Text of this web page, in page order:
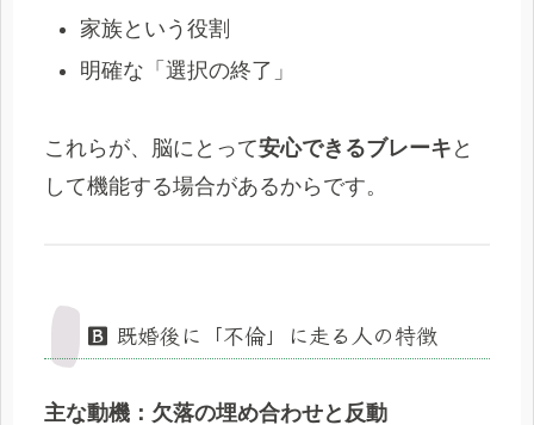
家族という役割
明確な「選択の終了」
これらが、脳にとって安心できるブレーキ と
して機能する場合があるからです。
🅱️ 既婚後に「不倫」に走る人の特徴
主な動機：欠落の埋め合わせと反動